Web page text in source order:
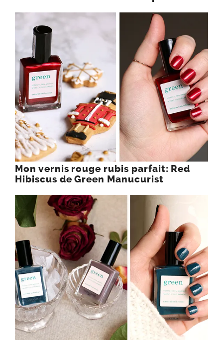
Mon vernis rouge rubis parfait: Red
Hibiscus de Green Manucurist